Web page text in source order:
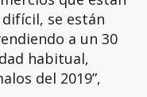
se están
a un 30
habitual,
del 2019”,